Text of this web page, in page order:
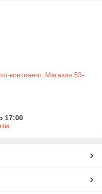
континент, Магазин 59-
17:00